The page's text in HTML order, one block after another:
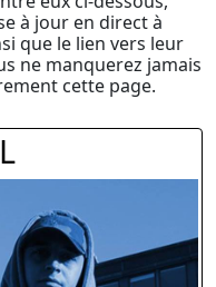
à jour en direct à
que le lien vers leur
ne manquerez jamais
cette page.